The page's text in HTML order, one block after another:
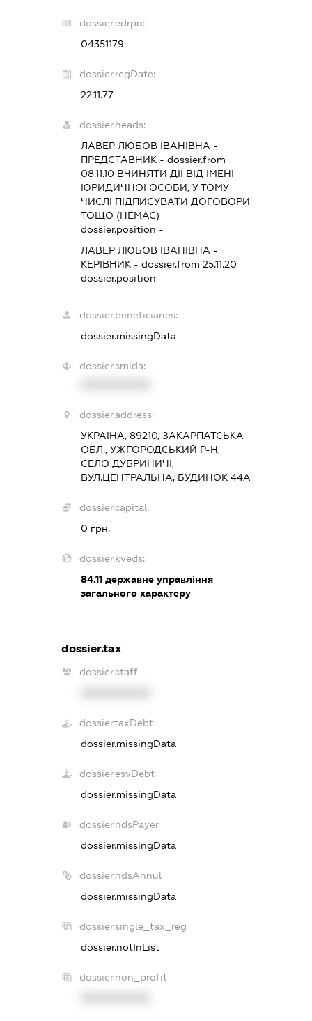
dossier.edrpo:
04351179
dossier.regDate:
22.11.77
dossier.heads:
ЛАВЕР ЛЮБОВ ІВАНІВНА -
ПРЕДСТАВНИК - dossier.from
08.11.10 ВЧИНЯТИ ДІЇ ВІД ІМЕНІ
ЮРИДИЧНОЇ ОСОБИ, У ТОМУ
ЧИСЛІ ПІДПИСУВАТИ ДОГОВОРИ
ТОЩО (НЕМАЄ)
dossier.position -
ЛАВЕР ЛЮБОВ ІВАНІВНА -
КЕРІВНИК - dossier.from 25.11.20
dossier.position -
dossier.beneficiaries:
dossier.missingData
dossier.smida:
dossier.address:
УКРАЇНА, 89210, ЗАКАРПАТСЬКА
ОБЛ., УЖГОРОДСЬКИЙ Р-Н,
СЕЛО ДУБРИНИЧІ,
ВУЛ.ЦЕНТРАЛЬНА, БУДИНОК 44А
dossier.capital:
0 грн.
dossier.kveds:
84.11державне управління
загального характеру
dossier.tax
dossier.staff
dossier.taxDebt
dossier.missingData
dossier.esvDebt
dossier.missingData
dossier.ndsPayer
dossier.missingData
dossier.ndsAnnul
dossier.missingData
dossier.single_tax_reg
dossier.notInList
dossier.non_profit